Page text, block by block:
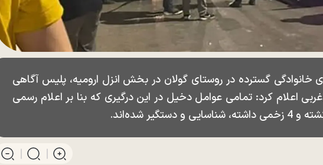
خانوادگی گسترده در روستای گولان در بخش انزل ارومیه، پلیس آگاهی
اعلام کرد: تمامی عوامل دخیل در این درگیری که بنا بر اعلام رسمی